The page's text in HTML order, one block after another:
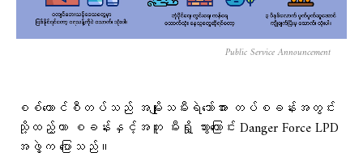
Public Service Announcement
စစ်ကောင်စီတပ်သည် အမျိုးသမီးရဲဘော်အား တပ်စခန်းအတွင်း
သို့ထည့်ကာ စခန်းနှင့်အတူ မီးရှို့ သွားကြောင်း Danger Force LPD
အဖွဲ့က ပြောသည်။